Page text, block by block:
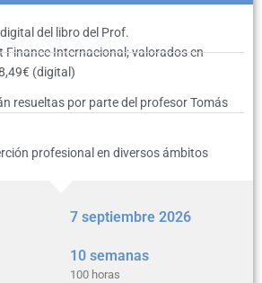
del libro del Prof.
Finance Internacional; valorados en
(digital)
resueltas por parte del profesor Tomás
profesional en diversos ámbitos
7 septiembre 2026
10 semanas
100 horas